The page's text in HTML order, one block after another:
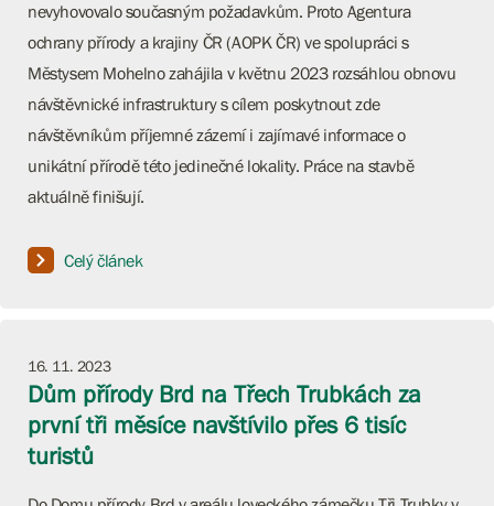
nevyhovovalo současným požadavkům. Proto Agentura
ochrany přírody a krajiny ČR (AOPK ČR) ve spolupráci s
Městysem Mohelno zahájila v květnu 2023 rozsáhlou obnovu
návštěvnické infrastruktury s cílem poskytnout zde
návštěvníkům příjemné zázemí i zajímavé informace o
unikátní přírodě této jedinečné lokality. Práce na stavbě
aktuálně finišují.
Celý článek
16. 11. 2023
Dům přírody Brd na Třech Trubkách za
první tři měsíce navštívilo přes 6 tisíc
turistů